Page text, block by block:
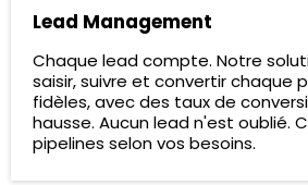
Lead Management
Chaque lead compte. Notre
saisir, suivre et convertir chaque
fidèles, avec des taux de
hausse. Aucun lead n'est oublié.
pipelines selon vos besoins.